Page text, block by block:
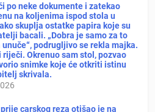
po neke dokumente i zatekao
na koljenima ispod stola u
skuplja ostatke papira koje su
bacali. „Dobra je samo za to
podrugljivo se rekla majka.
riječi. Okrenuo sam stol, pozvao
snimke koje će otkriti istinu
skrivala.
carskog reza otišao je na